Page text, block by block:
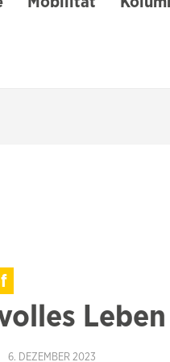
Leben
6. DEZEMBER 2023